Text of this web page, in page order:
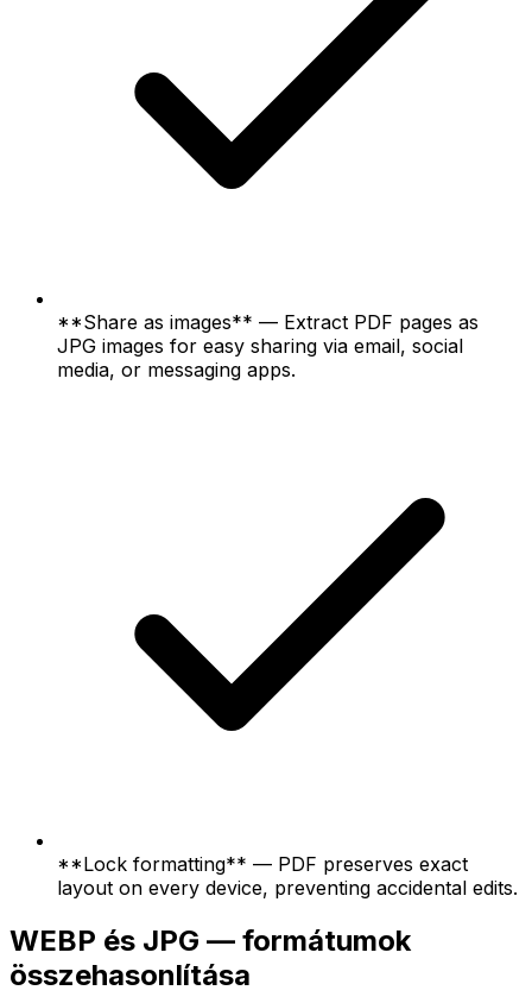
**Share as images** — Extract PDF pages as
JPG images for easy sharing via email, social
media, or messaging apps.
**Lock formatting** — PDF preserves exact
layout on every device, preventing accidental edits.
WEBP és JPG — formátumok
összehasonlítása